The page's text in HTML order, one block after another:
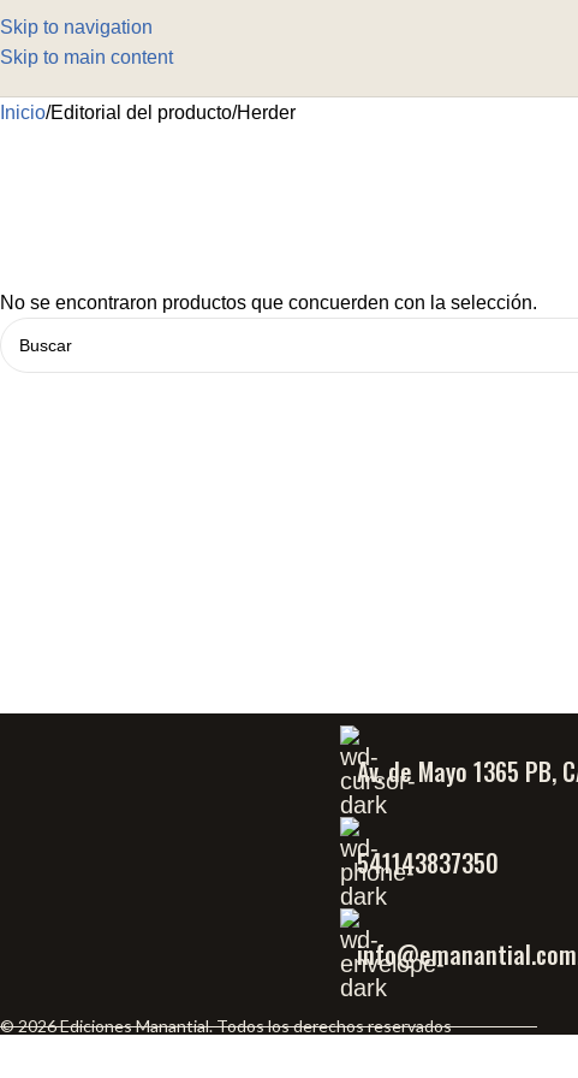
Skip to navigation
Skip to main content
Inicio Editorial del producto Herder
No se encontraron productos que concuerden con la selección.
Av. de Mayo 1365 PB,
541143837350
© 2026 Ediciones Manantial. Todos los derechos reservados